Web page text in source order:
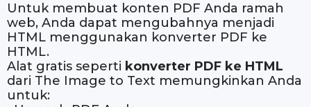
Untuk membuat konten PDF Anda ramah
web, Anda dapat mengubahnya menjadi
HTML menggunakan konverter PDF ke
HTML.
Alat gratis seperti konverter PDF ke HTML
dari The Image to Text memungkinkan Anda
untuk: